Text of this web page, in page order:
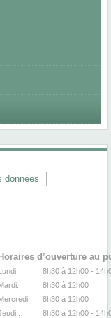
données
Horaires d’ouverture au
8h30 à 12h00 -
8h30 à
:
8h30 à
:
8h30 à 12h00 -